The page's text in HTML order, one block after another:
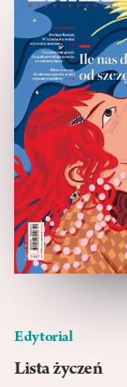
Edytorial
Lista życzeń